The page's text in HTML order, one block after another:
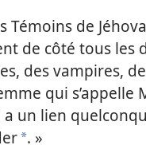
Témoins de
de côté tous les
des vampires,
qui s’appelle
un lien
a. »